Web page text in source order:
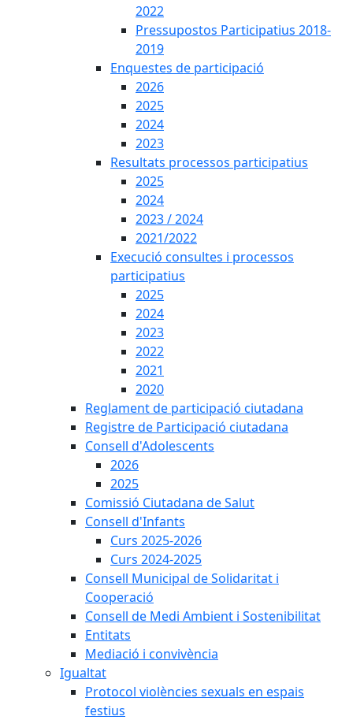
2022
Pressupostos Participatius 2018-
2019
Enquestes de participació
2026
2025
2024
2023
Resultats processos participatius
2025
2024
2023 / 2024
2021/2022
Execució consultes i processos
participatius
2025
2024
2023
2022
2021
2020
Reglament de participació ciutadana
Registre de Participació ciutadana
Consell d'Adolescents
2026
2025
Comissió Ciutadana de Salut
Consell d'Infants
Curs 2025-2026
Curs 2024-2025
Consell Municipal de Solidaritat i
Cooperació
Consell de Medi Ambient i Sostenibilitat
Entitats
Mediació i convivència
Igualtat
Protocol violències sexuals en espais
festius